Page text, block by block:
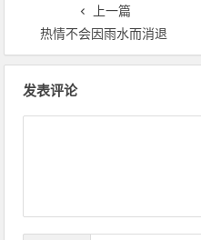
上一篇
热情不会因雨水而消退
发表评论